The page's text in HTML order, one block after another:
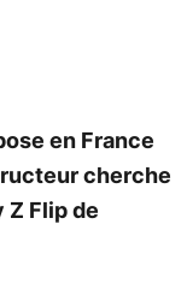
en France
cherche
Z Flip de